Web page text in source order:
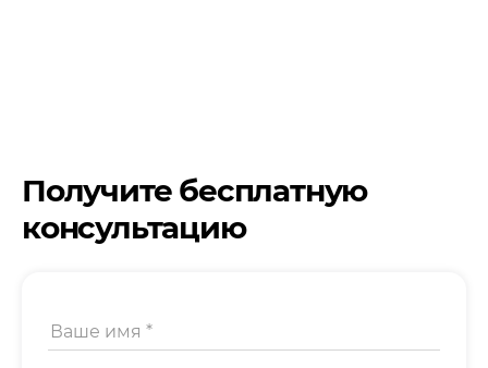
Получите бесплатную
консультацию